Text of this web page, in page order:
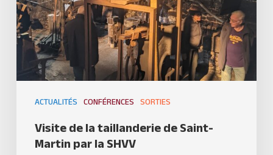
ACTUALITÉS CONFÉRENCES SORTIES
Visite de la taillanderie de Saint-
Martin par la SHVV